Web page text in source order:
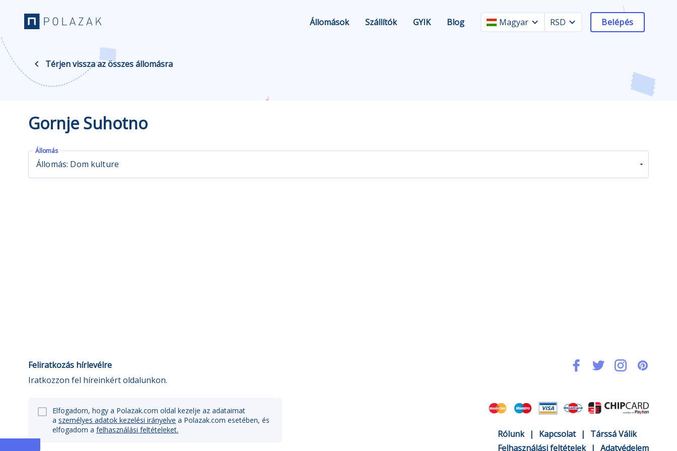
Állomások Szállítók GYIK Blog Magyar RSD Belépés
Térjen vissza az összes állomásra
Gornje Suhotno
Állomás
Állomás: Dom kulture
Feliratkozás hírlevélre
Iratkozzon fel híreinkért oldalunkon.
Elfogadom, hogy a Polazak.com oldal kezelje az adataimat
a személyes adatok kezelési irányelve a Polazak.com esetében, és
elfogadom a felhasználási feltételeket. Rólunk | Kapcsolat |
Társsá Válik
Felhasználási feltételek | Adatvédelem